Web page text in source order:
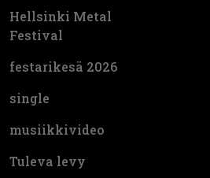
Hellsinki Metal
Festival
festarikesä 2026
single
musiikkivideo
Tuleva levy